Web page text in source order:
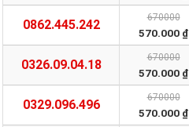
0862.445.242 670000
570.000 ₫
0326.09.04.18 670000
570.000 ₫
0329.096.496 670000
570.000 ₫